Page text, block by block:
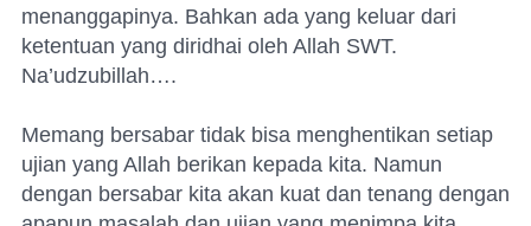
menanggapinya. Bahkan ada yang keluar dari
ketentuan yang diridhai oleh Allah SWT.
Na’udzubillah….
Memang bersabar tidak bisa menghentikan setiap
ujian yang Allah berikan kepada kita. Namun
dengan bersabar kita akan kuat dan tenang dengan